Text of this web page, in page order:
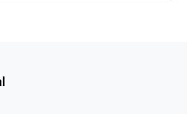
WEILAND NAAST A27